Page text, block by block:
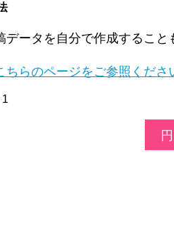
データを自分で作成するこ
ちらのページをご参照くださ